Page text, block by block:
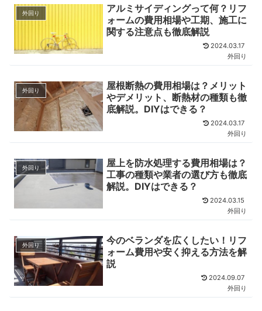
外回り
アルミサイディングって何？リフ
ォームの費用相場や工期、施工に
関する注意点も徹底解説
2024.03.17
外回り
外回り
屋根断熱の費用相場は？メリット
やデメリット、断熱材の種類も徹
底解説。DIYはできる？
2024.03.17
外回り
外回り
屋上を防水処理する費用相場は？
工事の種類や業者の選び方も徹底
解説。DIYはできる？
2024.03.15
外回り
外回り
今のベランダを広くしたい！リフ
ォーム費用や安く抑える方法を解
説
2024.09.07
外回り